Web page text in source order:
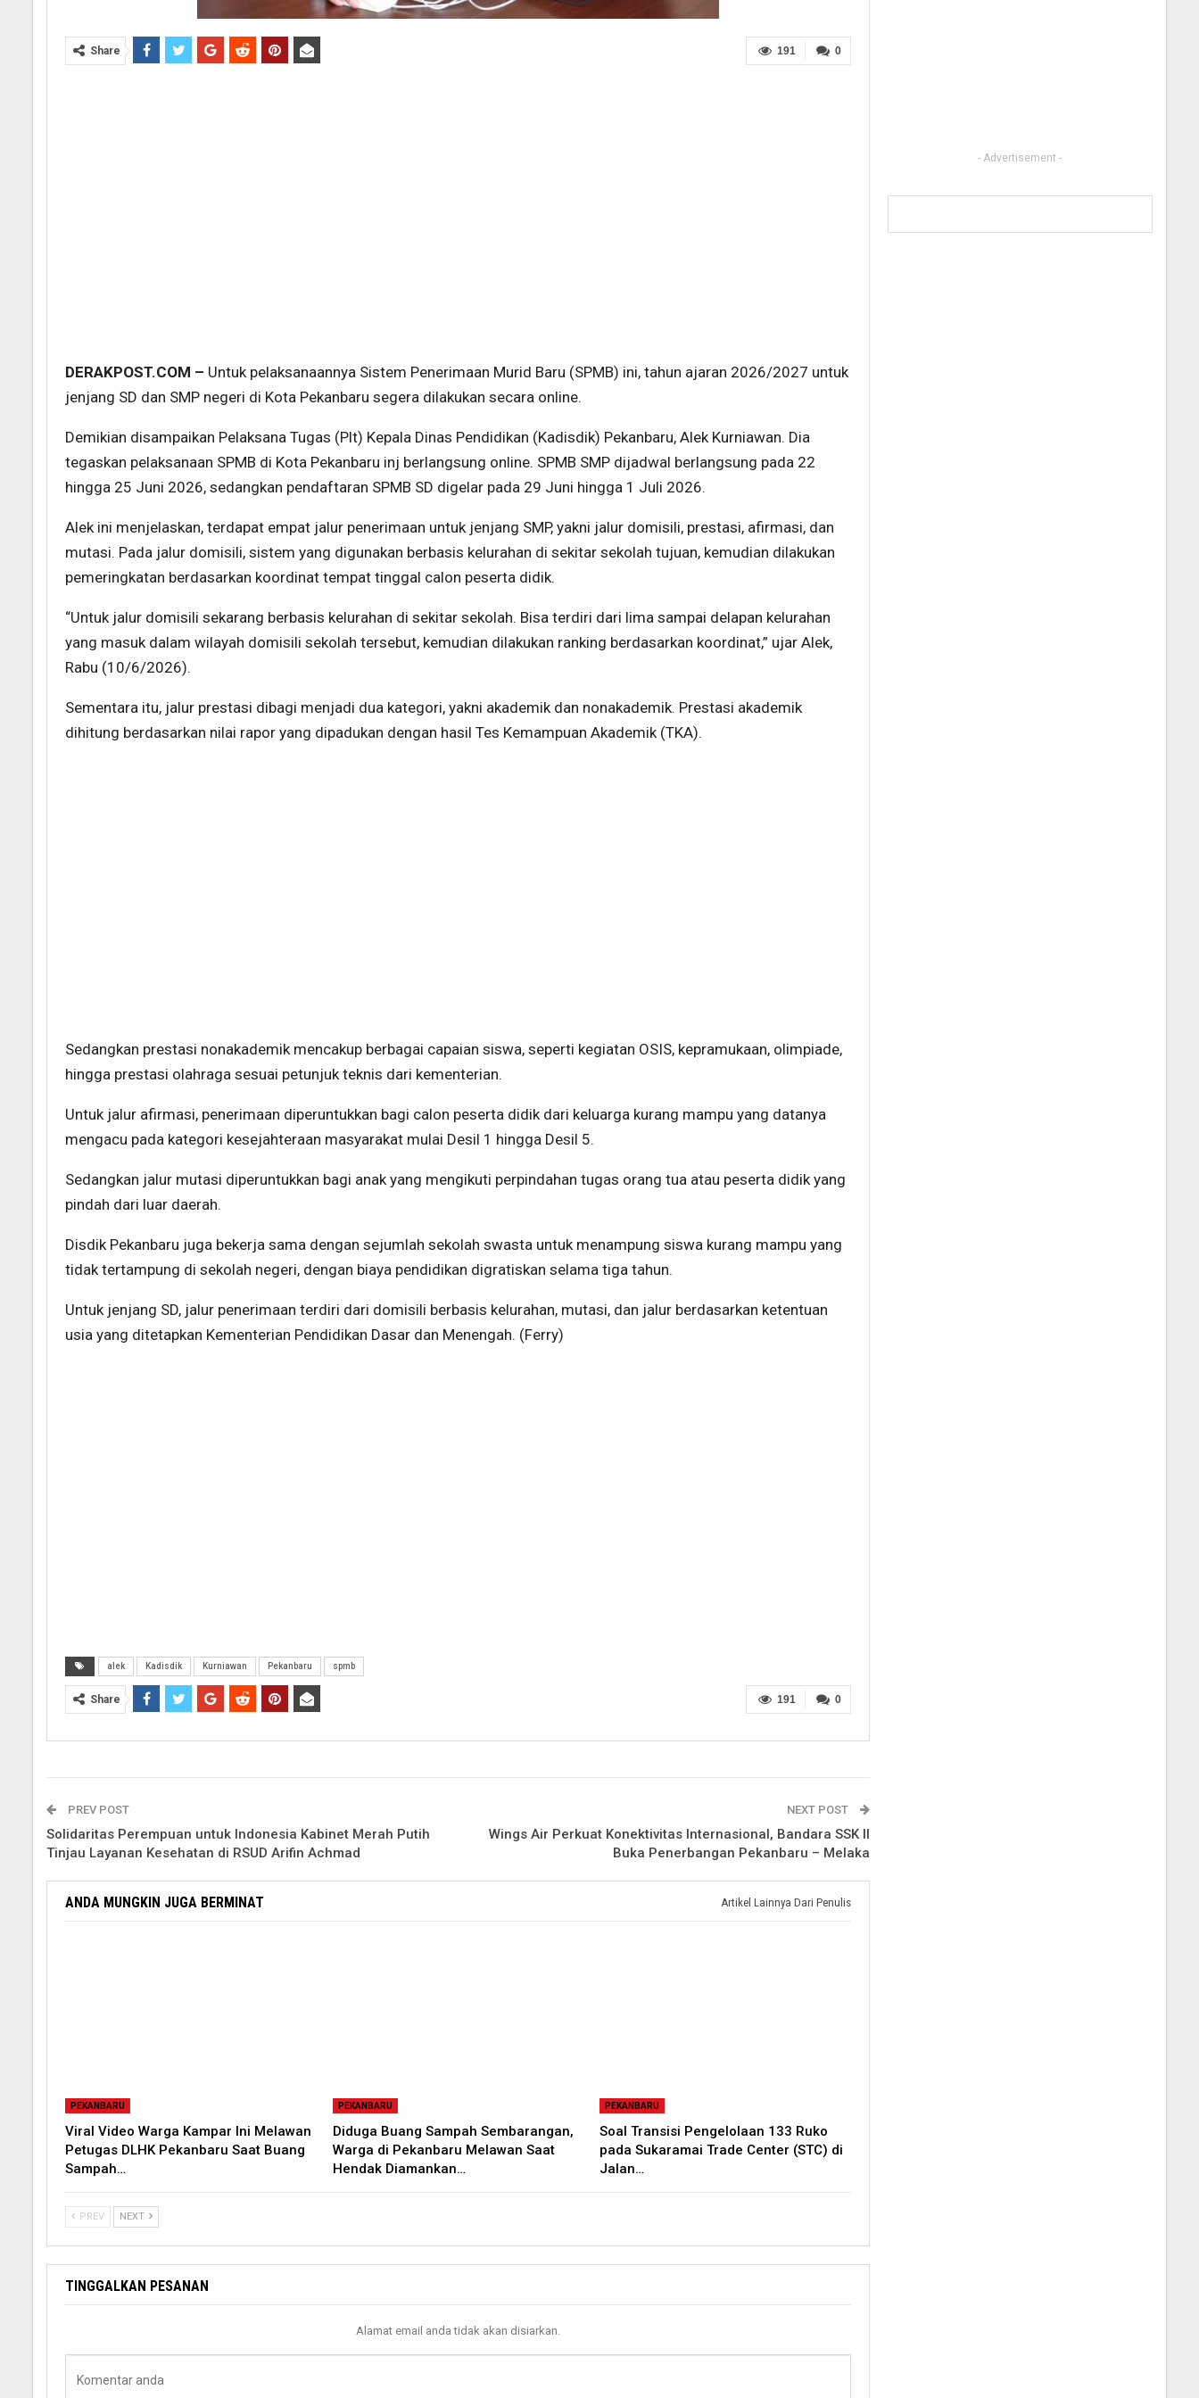
0
191
Share
DERAKPOST.COM – Untuk pelaksanaannya Sistem Penerimaan Murid Baru (SPMB) ini, tahun ajaran 2026/2027 untuk
jenjang SD dan SMP negeri di Kota Pekanbaru segera dilakukan secara online.
Demikian disampaikan Pelaksana Tugas (Plt) Kepala Dinas Pendidikan (Kadisdik) Pekanbaru, Alek Kurniawan. Dia
tegaskan pelaksanaan SPMB di Kota Pekanbaru inj berlangsung online. SPMB SMP dijadwal berlangsung pada 22
hingga 25 Juni 2026, sedangkan pendaftaran SPMB SD digelar pada 29 Juni hingga 1 Juli 2026.
Alek ini menjelaskan, terdapat empat jalur penerimaan untuk jenjang SMP, yakni jalur domisili, prestasi, afirmasi, dan
mutasi. Pada jalur domisili, sistem yang digunakan berbasis kelurahan di sekitar sekolah tujuan, kemudian dilakukan
pemeringkatan berdasarkan koordinat tempat tinggal calon peserta didik.
“Untuk jalur domisili sekarang berbasis kelurahan di sekitar sekolah. Bisa terdiri dari lima sampai delapan kelurahan
yang masuk dalam wilayah domisili sekolah tersebut, kemudian dilakukan ranking berdasarkan koordinat,” ujar Alek,
Rabu (10/6/2026).
Sementara itu, jalur prestasi dibagi menjadi dua kategori, yakni akademik dan nonakademik. Prestasi akademik
dihitung berdasarkan nilai rapor yang dipadukan dengan hasil Tes Kemampuan Akademik (TKA).
Sedangkan prestasi nonakademik mencakup berbagai capaian siswa, seperti kegiatan OSIS, kepramukaan, olimpiade,
hingga prestasi olahraga sesuai petunjuk teknis dari kementerian.
Untuk jalur afirmasi, penerimaan diperuntukkan bagi calon peserta didik dari keluarga kurang mampu yang datanya
mengacu pada kategori kesejahteraan masyarakat mulai Desil 1 hingga Desil 5.
Sedangkan jalur mutasi diperuntukkan bagi anak yang mengikuti perpindahan tugas orang tua atau peserta didik yang
pindah dari luar daerah.
Disdik Pekanbaru juga bekerja sama dengan sejumlah sekolah swasta untuk menampung siswa kurang mampu yang
tidak tertampung di sekolah negeri, dengan biaya pendidikan digratiskan selama tiga tahun.
Untuk jenjang SD, jalur penerimaan terdiri dari domisili berbasis kelurahan, mutasi, dan jalur berdasarkan ketentuan
usia yang ditetapkan Kementerian Pendidikan Dasar dan Menengah. (Ferry)
alek Kadisdik Kurniawan Pekanbaru spmb
0
191
Share
PREV POST
Solidaritas Perempuan untuk Indonesia Kabinet Merah Putih
Tinjau Layanan Kesehatan di RSUD Arifin Achmad
NEXT POST
Wings Air Perkuat Konektivitas Internasional, Bandara SSK II
Buka Penerbangan Pekanbaru – Melaka
ANDA MUNGKIN JUGA BERMINAT Artikel Lainnya Dari Penulis
PEKANBARU
Viral Video Warga Kampar Ini Melawan
Petugas DLHK Pekanbaru Saat Buang
Sampah…
PEKANBARU
Diduga Buang Sampah Sembarangan,
Warga di Pekanbaru Melawan Saat
Hendak Diamankan…
PEKANBARU
Soal Transisi Pengelolaan 133 Ruko
pada Sukaramai Trade Center (STC) di
Jalan…
PREV NEXT
TINGGALKAN PESANAN
Alamat email anda tidak akan disiarkan.
- Advertisement -